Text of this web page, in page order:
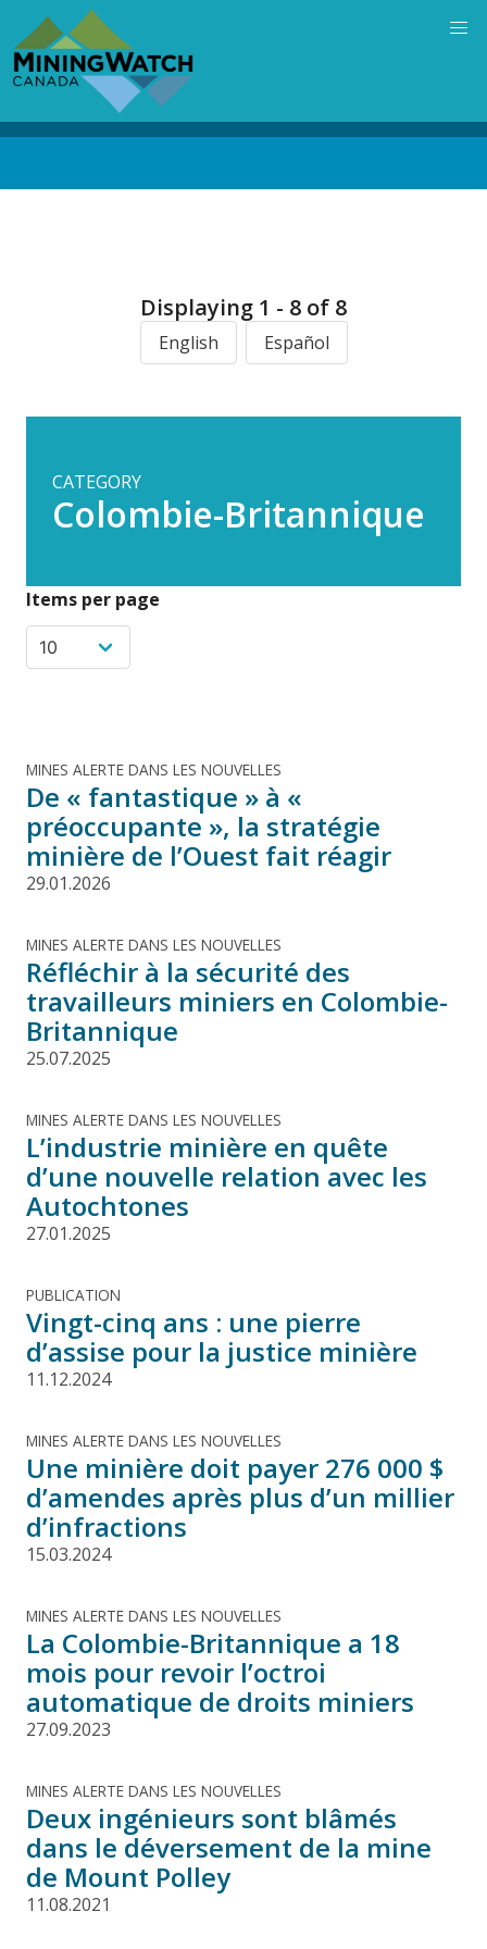
main
content
Displaying 1 - 8 of 8
English Español
CATEGORY
Colombie-Britannique
Items per page
MINES ALERTE DANS LES NOUVELLES
De « fantastique » à «
préoccupante », la stratégie
minière de l’Ouest fait réagir
29.01.2026
MINES ALERTE DANS LES NOUVELLES
Réfléchir à la sécurité des
travailleurs miniers en Colombie-
Britannique
25.07.2025
MINES ALERTE DANS LES NOUVELLES
L’industrie minière en quête
d’une nouvelle relation avec les
Autochtones
27.01.2025
PUBLICATION
Vingt-cinq ans : une pierre
d’assise pour la justice minière
11.12.2024
MINES ALERTE DANS LES NOUVELLES
Une minière doit payer 276 000 $
d’amendes après plus d’un millier
d’infractions
15.03.2024
MINES ALERTE DANS LES NOUVELLES
La Colombie-Britannique a 18
mois pour revoir l’octroi
automatique de droits miniers
27.09.2023
MINES ALERTE DANS LES NOUVELLES
Deux ingénieurs sont blâmés
dans le déversement de la mine
de Mount Polley
11.08.2021